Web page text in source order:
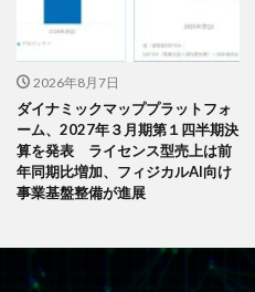
2026年8月7日
ダイナミックマッププラットフォ
ーム、2027年３月期第１四半期決
算を発表 ライセンス型売上は前
年同期比増加、フィジカルAI向け
事業基盤整備が進展